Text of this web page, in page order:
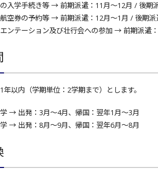
の入学手続き等 → 前期派遣：11月～12月 / 後期
航空券の予約等 → 前期派遣：12月～1月 / 後期派
エンテーション及び壮行会への参加 → 前期派遣
以内（学期単位：2学期まで）とします。
学 → 出発：3月～4月、帰国：翌年1月～3月
学 → 出発：8月～9月、帰国：翌年6月～8月